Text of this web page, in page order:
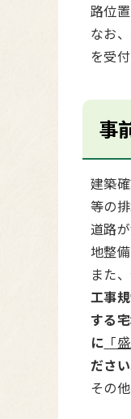
路位
なお
を受
事
建築
等の
道路
地整
また、
工事
する
に 「
ださい
その